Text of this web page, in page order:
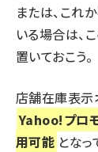
または、これ
いる場合は、
置いておこう。
店舗在庫表示
Yahoo!プロ
用可能 とな